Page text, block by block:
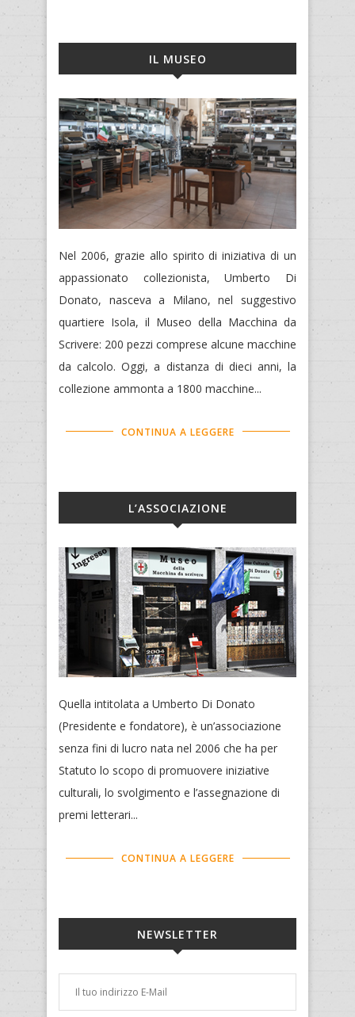
IL MUSEO
Nel 2006, grazie allo spirito di iniziativa di un
appassionato collezionista, Umberto Di
Donato, nasceva a Milano, nel suggestivo
quartiere Isola, il Museo della Macchina da
Scrivere: 200 pezzi comprese alcune macchine
da calcolo. Oggi, a distanza di dieci anni, la
collezione ammonta a 1800 macchine...
CONTINUA A LEGGERE
L’ASSOCIAZIONE
Quella intitolata a Umberto Di Donato
(Presidente e fondatore), è un’associazione
senza fini di lucro nata nel 2006 che ha per
Statuto lo scopo di promuovere iniziative
culturali, lo svolgimento e l’assegnazione di
premi letterari...
CONTINUA A LEGGERE
NEWSLETTER